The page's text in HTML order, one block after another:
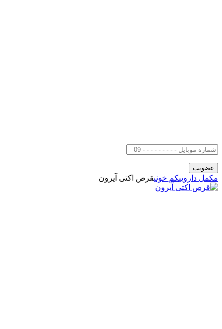
مکمل داروییکم خونیقرص اکتی آیرون